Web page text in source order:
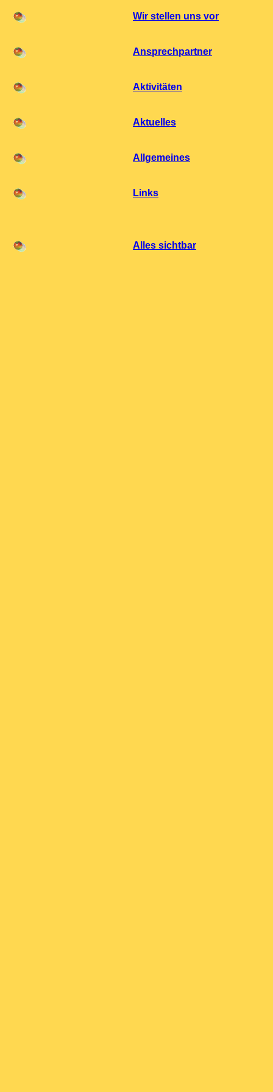
Wir stellen uns vor
Ansprechpartner
Aktivitäten
Aktuelles
Allgemeines
Links
Alles sichtbar